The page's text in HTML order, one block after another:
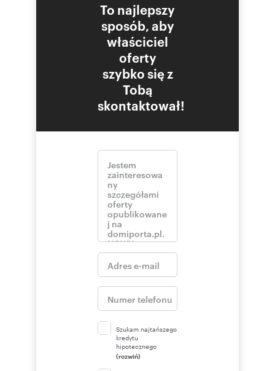
To najlepszy
sposób, aby
właściciel
oferty
szybko się z
Tobą
skontaktował!
Szukam najtańszego
kredytu
hipotecznego
(rozwiń)